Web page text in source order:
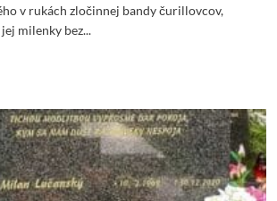
v rukách zločinnej bandy čurillovcov,
milenky bez...